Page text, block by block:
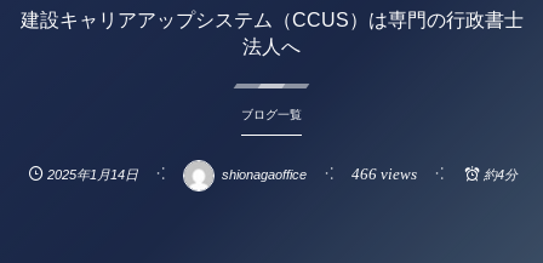
建設キャリアアップシステム（CCUS）は専門の行政書士
法人へ
ブログ一覧
2025年1月14日 shionagaoffice 466 views 約4分